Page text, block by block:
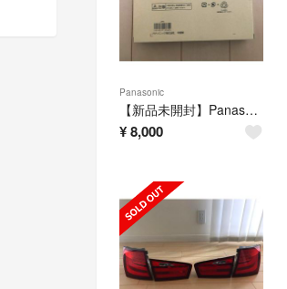
Panasonic
【新品未開封】Panasonicノートパソコン用バッテリー
¥8,000